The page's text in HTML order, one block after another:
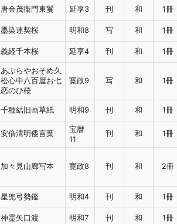
唐金茂衛門東鬘 延享3 刊 和 1冊
墨染連契桜 明和8 写 和 1冊
義経千本桜 延享4 刊 和 1冊
あぶらやおそめ久
松心中八百屋お七
恋のひ桜
寛政9 写 和 1冊
千種結旧画草紙 明和9 刊 和 1冊
安倍清明倭言葉
宝暦
11
刊 和 1冊
加々見山廊写本 寛政8 刊 和 2冊
星兜弓勢鑑 明和4 刊 和 1冊
神霊矢口渡 明和7 刊 和 1冊